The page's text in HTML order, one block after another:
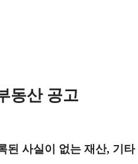
동산 공고
된 사실이 없는 재산, 기타